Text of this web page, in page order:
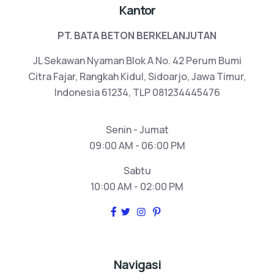
Kantor
PT. BATA BETON BERKELANJUTAN
JL Sekawan Nyaman Blok A No. 42 Perum Bumi
Citra Fajar, Rangkah Kidul, Sidoarjo, Jawa Timur,
Indonesia 61234, TLP 081234445476
Senin - Jumat
09:00 AM - 06:00 PM
Sabtu
10:00 AM - 02:00 PM
Navigasi